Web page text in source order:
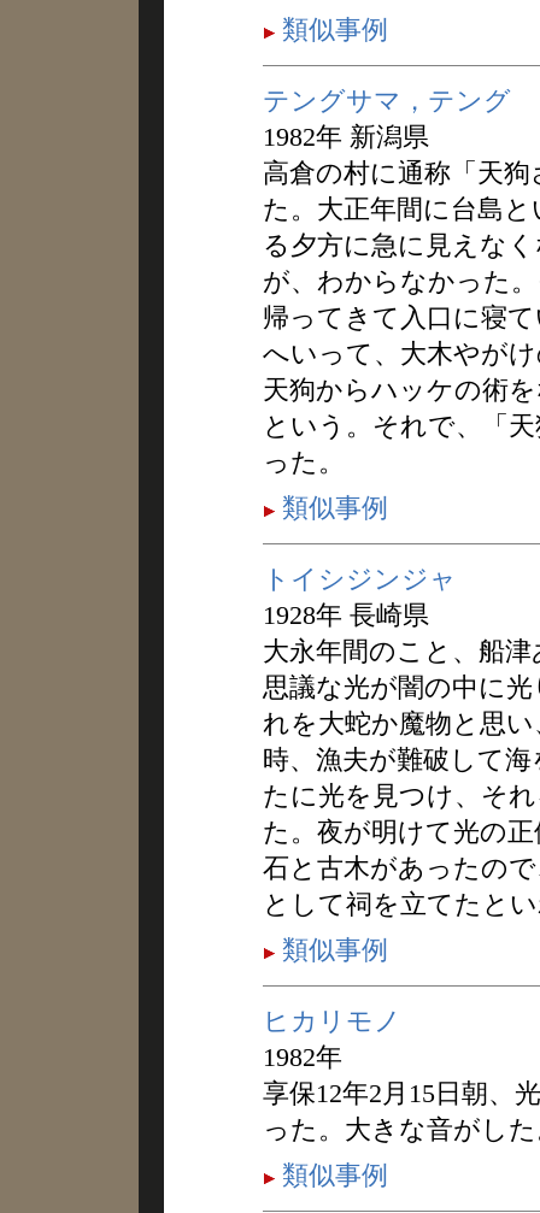
類似事例
テングサマ，テング
1982年 新潟県
高倉の村に通称「天
た。大正年間に台島
る夕方に急に見えな
が、わからなかった
帰ってきて入口に寝
へいって、大木やが
天狗からハッケの術
という。それで、「
った。
類似事例
トイシジンジャ
1928年 長崎県
大永年間のこと、船
思議な光が闇の中に
れを大蛇か魔物と思
時、漁夫が難破して
たに光を見つけ、そ
た。夜が明けて光の
石と古木があったの
として祠を立てたと
類似事例
ヒカリモノ
1982年
享保12年2月15日朝、
った。大きな音がし
類似事例